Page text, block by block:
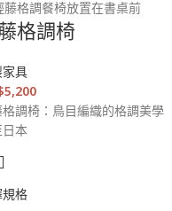
格調椅
具
5,200
調椅：鳥目編織的格調美學
日本
格